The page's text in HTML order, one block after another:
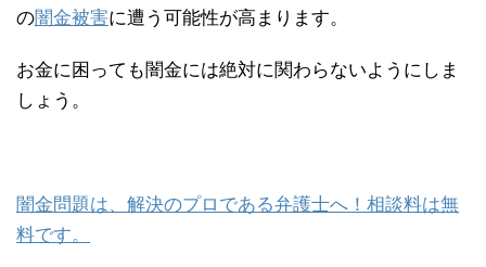
の闇金被害に遭う可能性が高まります。
お金に困っても闇金には絶対に関わらないようにしま
しょう。
闇金問題は、解決のプロである弁護士へ！相談料は無
料です。